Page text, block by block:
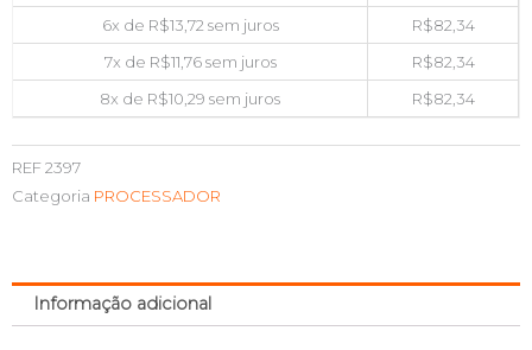
6x de R$13,72 sem juros R$82,34
7x de R$11,76sem juros R$82,34
8x de R$10,29 sem juros R$82,34
REF2397
Categoria PROCESSADOR
Informação adicional